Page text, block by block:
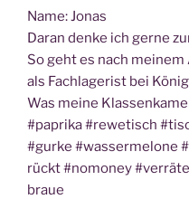
Name: Jonas
Dar­an den­ke ich ger­ne
So geht es nach
als Fach­la­ge­rist bei König
Was mei­ne
#papri­ka #rewe­tisch
#gur­ke #was­ser­me­lo­ne
rückt #nomo­ney
braue